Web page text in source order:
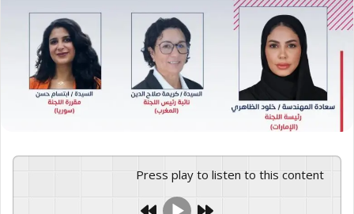
Press play to listen to this content